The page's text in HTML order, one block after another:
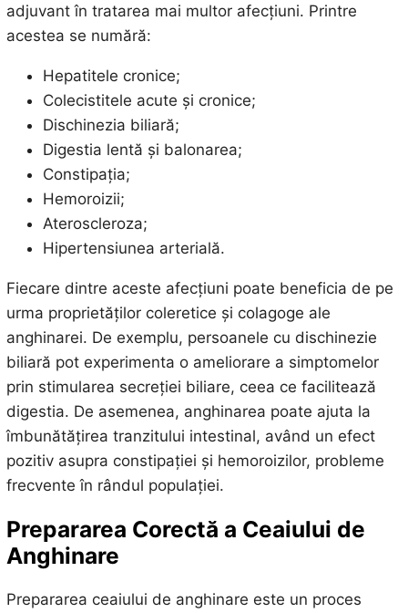
adjuvant în tratarea mai multor afecțiuni. Printre
acestea se numără:
Hepatitele cronice;
Colecistitele acute și cronice;
Dischinezia biliară;
Digestia lentă și balonarea;
Constipația;
Hemoroizii;
Ateroscleroza;
Hipertensiunea arterială.
Fiecare dintre aceste afecțiuni poate beneficia de pe
urma proprietăților coleretice și colagoge ale
anghinarei. De exemplu, persoanele cu dischinezie
biliară pot experimenta o ameliorare a simptomelor
prin stimularea secreției biliare, ceea ce facilitează
digestia. De asemenea, anghinarea poate ajuta la
îmbunătățirea tranzitului intestinal, având un efect
pozitiv asupra constipației și hemoroizilor, probleme
frecvente în rândul populației.
Prepararea Corectă a Ceaiului de
Anghinare
Prepararea ceaiului de anghinare este un proces